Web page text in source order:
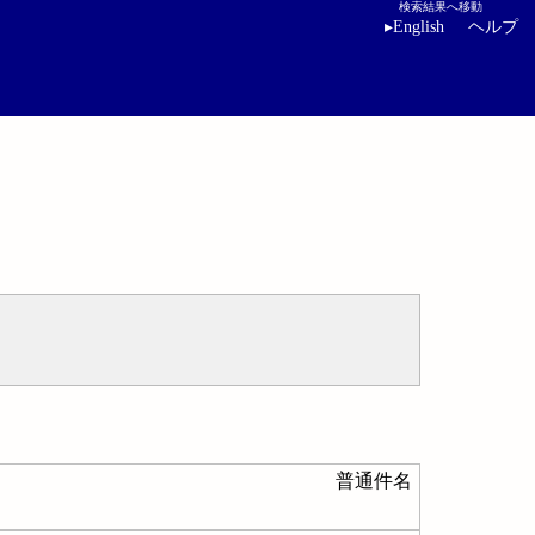
検索結果へ移動
▸English ヘルプ
普通件名